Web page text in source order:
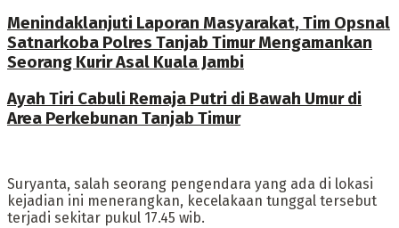
Menindaklanjuti Laporan Masyarakat, Tim Opsnal
Satnarkoba Polres Tanjab Timur Mengamankan
Seorang Kurir Asal Kuala Jambi
Ayah Tiri Cabuli Remaja Putri di Bawah Umur di
Area Perkebunan Tanjab Timur
Suryanta, salah seorang pengendara yang ada di lokasi
kejadian ini menerangkan, kecelakaan tunggal tersebut
terjadi sekitar pukul 17.45 wib.